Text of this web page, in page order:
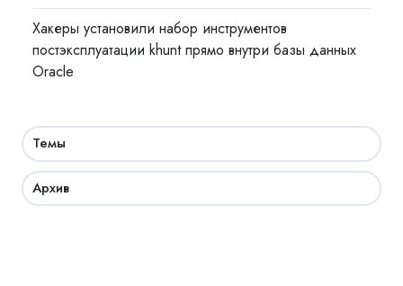
Хакеры установили набор инструментов
постэксплуатации khunt прямо внутри базы данных
Oracle
Темы
Архив